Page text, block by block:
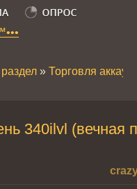
» Торговля
340ilvl (вечная